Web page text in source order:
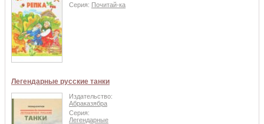
Серия: Почитай-ка
Легендарные русские танки
Издательство:
Абраказябра
Серия:
Легендарные